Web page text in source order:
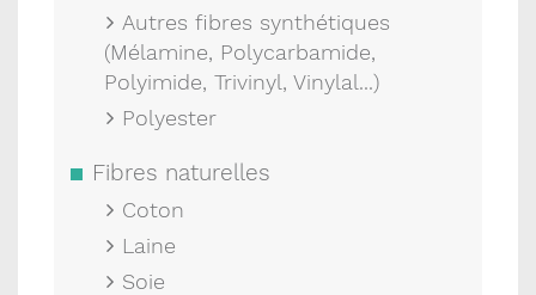
Autres fibres synthétiques
(Mélamine, Polycarbamide,
Polyimide, Trivinyl, Vinylal...)
Polyester
Fibres naturelles
Coton
Laine
Soie